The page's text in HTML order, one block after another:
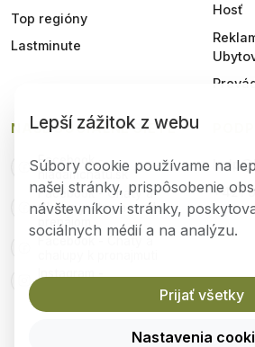
Top regióny
Lastminute
Hosť
NAŠE SOCIÁLNE SIETE
Facebook -
hladamchatu.sk
Facebook - Chaty a
Chalupy - kupa predaj
prenájom
Facebook - Chaty a
Instagram -
+421
Lepší zážitok z webu
Súbory cookie používame na
našej stránky, prispôsobenie
návštevníkovi stránky,
sociálnych médií a na analýzu.
Prijať všetky
Nastavenia